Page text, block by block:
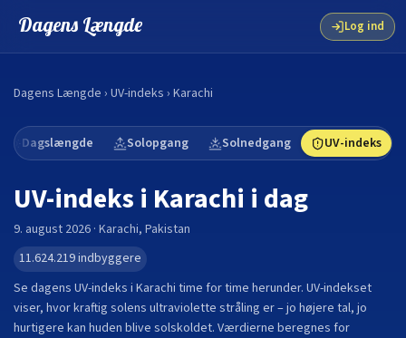
Dagens Længde Log ind
Dagens Længde › UV-indeks › Karachi
Dagslængde Solopgang Solnedgang UV-indeks
UV-indeks i Karachi i dag
9. august 2026 · Karachi, Pakistan
11.624.219indbyggere
Se dagens UV-indeks i Karachi time for time herunder. UV-indekset
viser, hvor kraftig solens ultraviolette stråling er – jo højere tal, jo
hurtigere kan huden blive solskoldet. Værdierne beregnes for